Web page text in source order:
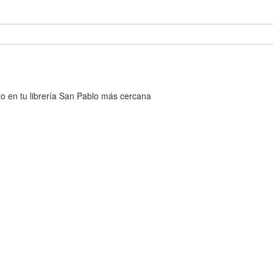
en tu librería San Pablo más cercana